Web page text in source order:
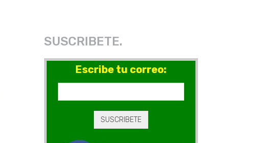
SUSCRIBETE.
Escribe tu correo: